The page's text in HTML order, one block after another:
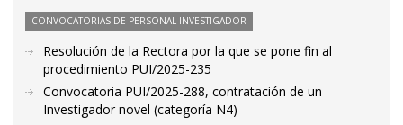
CONVOCATORIAS DE PERSONAL INVESTIGADOR
Resolución de la Rectora por la que se pone fin al
procedimiento PUI/2025-235
Convocatoria PUI/2025-288, contratación de un
Investigador novel (categoría N4)